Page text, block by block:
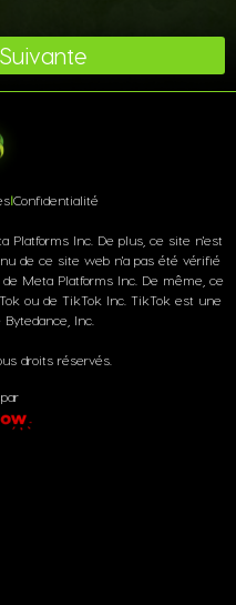
IConfidentialité
Platforms Inc. De plus, ce site n'est
de ce site web n'a pas été vérifié
Meta Platforms Inc. De même, ce
ou de TikTok Inc. TikTok est une
Inc.
droits réservés.